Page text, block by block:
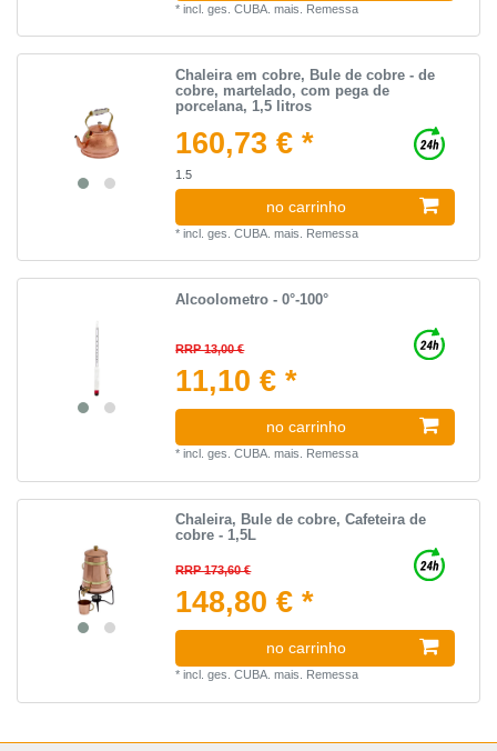
*incl. ges. CUBA. mais. Remessa
Chaleira em cobre, Bule de cobre - de
cobre, martelado, com pega de
porcelana, 1,5 litros
160,73 € *
1.5
no carrinho
*incl. ges. CUBA. mais. Remessa
Alcoolometro - 0°-100°
RRP 13,00 €
11,10 € *
no carrinho
*incl. ges. CUBA. mais. Remessa
Chaleira, Bule de cobre, Cafeteira de
cobre - 1,5L
RRP 173,60 €
148,80 € *
no carrinho
*incl. ges. CUBA. mais. Remessa